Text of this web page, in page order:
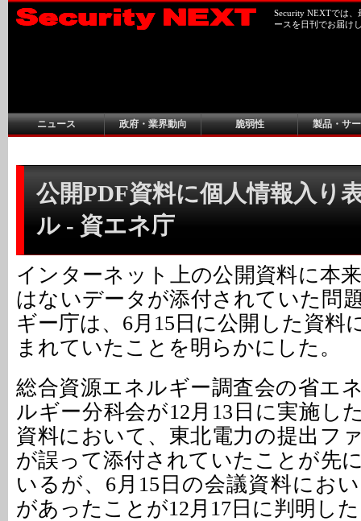
Security NEXTでは
ースを日刊でお届け
ニュース 政府・業界動向 脆弱性 製品・サ
公開PDF資料に個人情報入り
ル - 資エネ庁
インターネット上の公開資料に本
はないデータが添付されていた問
ギー庁は、6月15日に公開した資料
まれていたことを明らかにした。
総合資源エネルギー調査会の省エ
ルギー分科会が12月13日に実施し
資料において、東北電力の提出フ
が誤って添付されていたことが先
いるが、6月15日の会議資料にお
があったことが12月17日に判明し